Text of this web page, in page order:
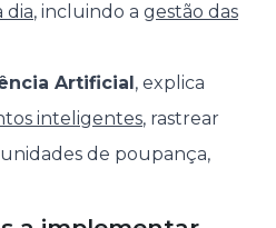
dia, incluindo a gestão das
Artificial, explica
inteligentes, rastrear
de poupança,